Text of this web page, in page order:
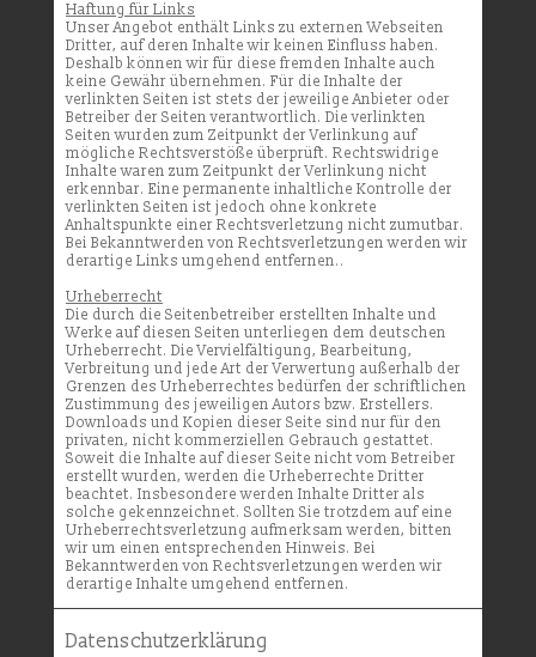
Haftung für Links
Unser Angebot enthält Links zu externen Webseiten
Dritter, auf deren Inhalte wir keinen Einfluss haben.
Deshalb können wir für diese fremden Inhalte auch
keine Gewähr übernehmen. Für die Inhalte der
verlinkten Seiten ist stets der jeweilige Anbieter oder
Betreiber der Seiten verantwortlich. Die verlinkten
Seiten wurden zum Zeitpunkt der Verlinkung auf
mögliche Rechtsverstöße überprüft. Rechtswidrige
Inhalte waren zum Zeitpunkt der Verlinkung nicht
erkennbar. Eine permanente inhaltliche Kontrolle der
verlinkten Seiten ist jedoch ohne konkrete
Anhaltspunkte einer Rechtsverletzung nicht zumutbar.
Bei Bekanntwerden von Rechtsverletzungen werden wir
derartige Links umgehend entfernen. .
Urheberrecht
Die durch die Seitenbetreiber erstellten Inhalte und
Werke auf diesen Seiten unterliegen dem deutschen
Urheberrecht. Die Vervielfältigung, Bearbeitung,
Verbreitung und jede Art der Verwertung außerhalb der
Grenzen des Urheberrechtes bedürfen der schriftlichen
Zustimmung des jeweiligen Autors bzw. Erstellers.
Downloads und Kopien dieser Seite sind nur für den
privaten, nicht kommerziellen Gebrauch gestattet.
Soweit die Inhalte auf dieser Seite nicht vom Betreiber
erstellt wurden, werden die Urheberrechte Dritter
beachtet. Insbesondere werden Inhalte Dritter als
solche gekennzeichnet. Sollten Sie trotzdem auf eine
Urheberrechtsverletzung aufmerksam werden, bitten
wir um einen entsprechenden Hinweis. Bei
Bekanntwerden von Rechtsverletzungen werden wir
derartige Inhalte umgehend entfernen.
Datenschutzerklärung